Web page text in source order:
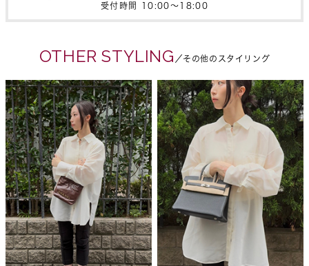
受付時間 10:00〜18:00
OTHER STYLING ／その他のスタイリング